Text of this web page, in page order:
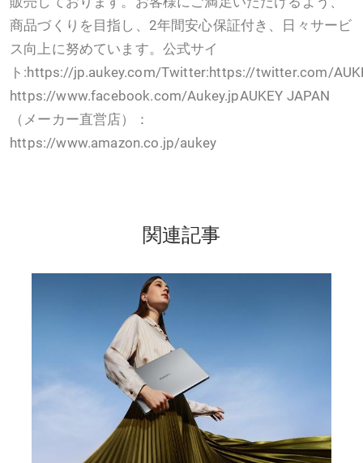
商品づくりを目指し、2年間安心保証付き、日々サービ
ス向上に努めています。公式サイ
ト:https://jp.aukey.com/Twitter:https://twitter.com/
https://www.facebook.com/Aukey.jpAUKEY JAPAN
（メーカー直営店）：
https://www.amazon.co.jp/aukey
関連記事